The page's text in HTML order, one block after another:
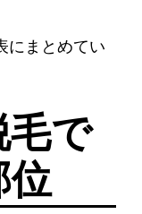
にまとめてい
で